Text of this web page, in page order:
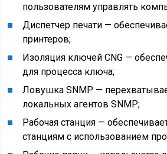
пользователям управлять
Диспетчер печати —
принтеров;
Изоляция ключей CNG —
для процесса ключа;
Ловушка SNMP —
локальных агентов SNMP;
Рабочая станция —
станциям с использованием